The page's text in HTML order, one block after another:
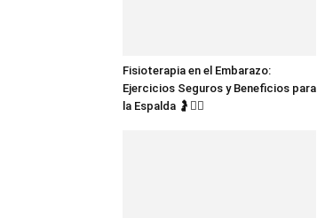
Fisioterapia en el Embarazo:
Ejercicios Seguros y Beneficios para
la Espalda 🤰💆‍♀️